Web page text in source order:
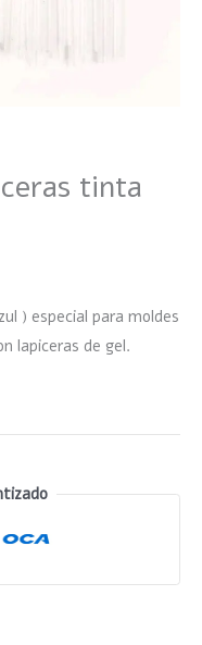
tinta
) especial para moldes
lapiceras de gel.